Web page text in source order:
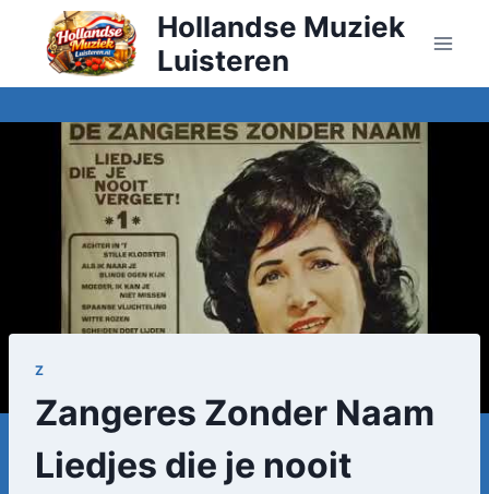
Doorgaan
inhoud
Hollandse Muziek
Luisteren
Z
Zangeres Zonder Naam
Liedjes die je nooit